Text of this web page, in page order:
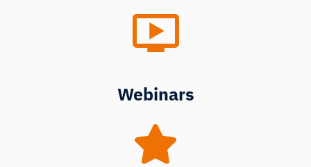
Webinars